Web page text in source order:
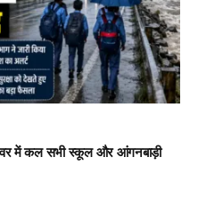
में कल सभी स्कूल और आंगनबाड़ी